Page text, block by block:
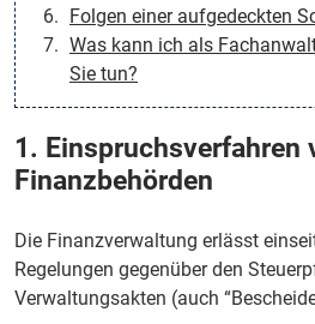
Folgen einer aufgedeckten
Was kann ich als
Sie tun?
1. Einspruchsverfahren
Finanzbehörden
Die Finanzverwaltung erlässt
Regelungen gegenüber den
Verwaltungsakten (auch